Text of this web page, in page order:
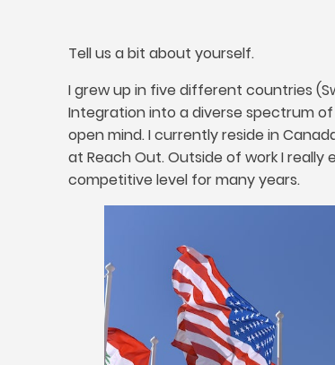
Tell us a bit about yourself.
I grew up in five different countries (
Integration into a diverse spectrum
open mind.I currently reside in
at Reach Out.Outside of work I really
competitive level for many years.